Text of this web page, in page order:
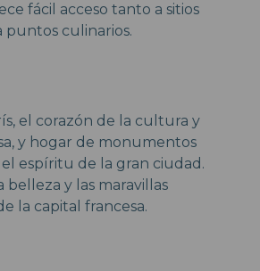
fácil acceso tanto a sitios
puntos culinarios.
el corazón de la cultura y
y hogar de monumentos
espíritu de la gran ciudad.
belleza y las maravillas
la capital francesa.